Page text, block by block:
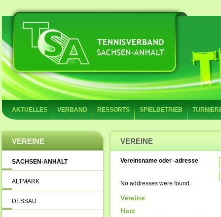
AKTUELLES VERBAND RESSORTS SPIELBETRIEB
VEREINE
SACHSEN-ANHALT
ALTMARK
DESSAU
VEREINE
Vereinsname oder -adresse
No addresses were found.
Vereine
Harz